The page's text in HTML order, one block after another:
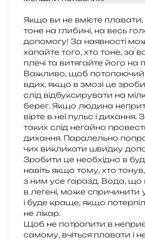
Якщо ви не вмі­є­те
тоне на гли­би­ні, на весь
допо­мо­гу! За наяв­но­сті
хапай­те того, хто тоне, за
плечі та витя­гай­те його на
Важливо, щоб пото­па­ю­чий
вдих, якщо в змозі це
слід від­бу­кси­ру­ва­ти на
берег. Якщо люди­на
вір­те в неї пульс і диха­н­ня.
таких слід негай­но
диха­н­ня. Паралельно
чих викли­ка­ти швид­ку
Зробити це необ­хі­дно в
навіть якщо тому, хто
з ним усе гаразд. Вода, що
в леге­ні, може спри­чи­ни­ти
і буде краще, якщо
не лікар.
Щоб не потра­пи­ти в
само­му, вчі­ться пла­ва­ти і